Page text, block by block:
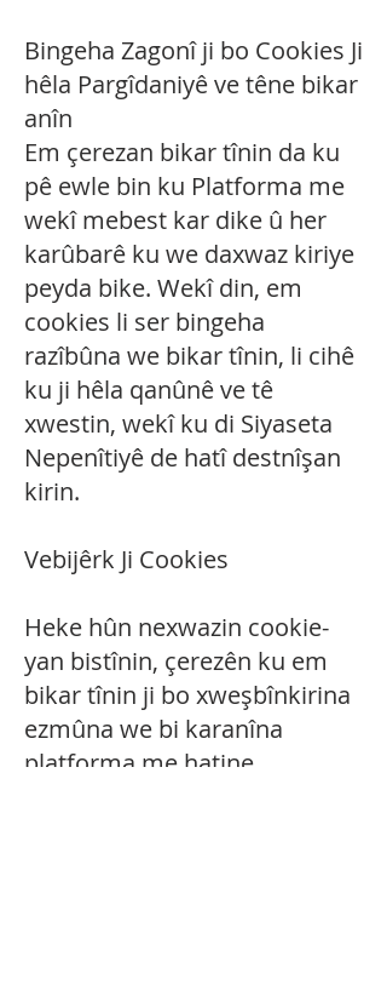
Bingeha Zagonî ji bo Cookies Ji
hêla Pargîdaniyê ve têne bikar
anîn
Em çerezan bikar tînin da ku
pê ewle bin ku Platforma me
wekî mebest kar dike û her
karûbarê ku we daxwaz kiriye
peyda bike. Wekî din, em
cookies li ser bingeha
razîbûna we bikar tînin, li cihê
ku ji hêla qanûnê ve tê
xwestin, wekî ku di Siyaseta
Nepenîtiyê de hatî destnîşan
kirin.
Vebijêrk Ji Cookies
Heke hûn nexwazin cookie-
yan bistînin, çerezên ku em
bikar tînin ji bo xweşbînkirina
ezmûna we bi karanîna
platforma me hatine